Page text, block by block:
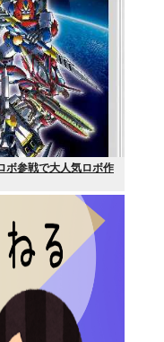
ボ参戦で大人気ロボ作